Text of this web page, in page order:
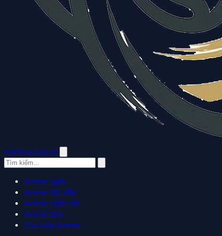
manhua.edu.vn
Anime ngầu
Anime độc đáo
Anime nhân vật
Anime đẹp
Thư viện Anime